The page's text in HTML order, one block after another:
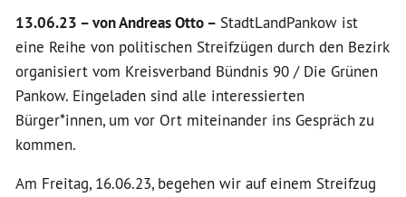
13.06.23 –von Andreas Otto – StadtLandPankow ist
eine Reihe von politischen Streifzügen durch den Bezirk
organisiert vom Kreisverband Bündnis 90 / Die Grünen
Pankow. Eingeladen sind alle interessierten
Bürger*innen, um vor Ort miteinander ins Gespräch zu
kommen.
Am Freitag, 16.06.23, begehen wir auf einem Streifzug